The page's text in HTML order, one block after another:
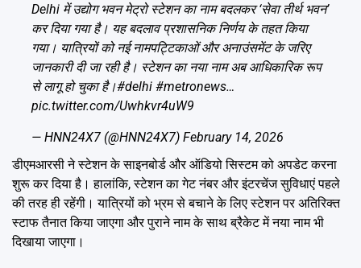
Delhi में उद्योग भवन मेट्रो स्टेशन का नाम बदलकर ‘सेवा तीर्थ भवन’
कर दिया गया है। यह बदलाव प्रशासनिक निर्णय के तहत किया
गया। यात्रियों को नई नामपट्टिकाओं और अनाउंसमेंट के जरिए
जानकारी दी जा रही है। स्टेशन का नया नाम अब आधिकारिक रूप
से लागू हो चुका है।#delhi #metronews…
pic.twitter.com/Uwhkvr4uW9
— HNN24X7 (@HNN24X7) February 14, 2026
डीएमआरसी ने स्टेशन के साइनबोर्ड और ऑडियो सिस्टम को अपडेट करना
शुरू कर दिया है। हालांकि, स्टेशन का गेट नंबर और इंटरचेंज सुविधाएं पहले
की तरह ही रहेंगी। यात्रियों को भ्रम से बचाने के लिए स्टेशन पर अतिरिक्त
स्टाफ तैनात किया जाएगा और पुराने नाम के साथ ब्रैकेट में नया नाम भी
दिखाया जाएगा।